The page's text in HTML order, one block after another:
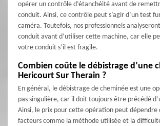
opérer un contrôle d’étanchéité avant de
conduit. Ainsi, ce contrôle peut s’agir d’un test
caméra. Toutefois, nos professionnels
conduit avant d’utiliser cette machine, car elle
votre conduit s’il est fragile.
Combien coûte le débistrage d’une
Hericourt Sur Therain ?
En général, le débistrage de cheminée est une
pas singulière, car il doit toujours être précédé
Ainsi, le prix pour cette opération peut dépendre
facteurs comme la méthode utilisée et la